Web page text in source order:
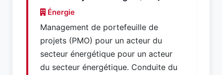
Énergie
Management de portefeuille de
projets (PMO) pour un acteur du
secteur énergétique pour un acteur
du secteur énergétique. Conduite du